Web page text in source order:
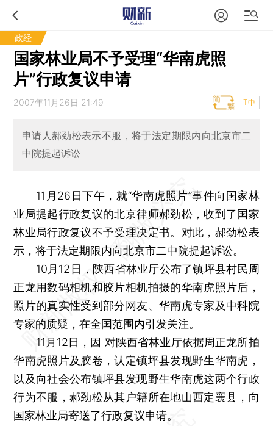
政经
国家林业局不予受理“华南虎照
片”行政复议申请
2007年11月26日 21:49 T中
申请人郝劲松表示不服，将于法定期限内向北京市二
中院提起诉讼
11月26日下午，就“华南虎照片”事件向国家林
业局提起行政复议的北京律师郝劲松，收到了国家
林业局行政复议不予受理决定书。对此，郝劲松表
示，将于法定期限内向北京市二中院提起诉讼。
10月12日，陕西省林业厅公布了镇坪县村民周
正龙用数码相机和胶片相机拍摄的华南虎照片后，
照片的真实性受到部分网友、华南虎专家及中科院
专家的质疑，在全国范围内引发关注。
11月12日，因 对陕西省林业厅依据周正龙所拍
华南虎照片及胶卷，认定镇坪县发现野生华南虎，
以及向社会公布镇坪县发现野生华南虎这两个行政
行为不服，郝劲松从其户籍所在地山西定襄县，向
国家林业局寄送了行政复议申请。